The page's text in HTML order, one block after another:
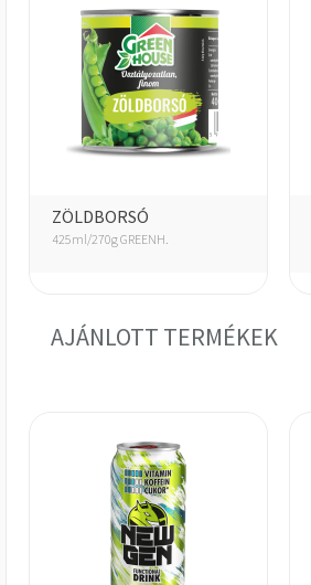
ZÖLDBORSÓ
425ml/270g GREENH.
AJÁNLOTT TERMÉKEK